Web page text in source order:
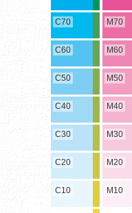
C70
C60
C50
C40
C30
C20
C10
M70
M60
M50
M40
M30
M20
M10